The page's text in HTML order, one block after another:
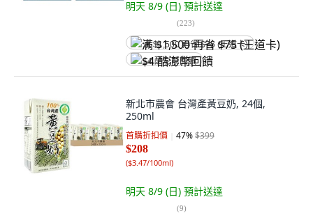
明天 8/9 (日) 預計送達
(223)
满 $1,500 再省 $75 (王道卡)
$4 酷澎幣回饋
新北市農會 台灣產黃豆奶, 24個,
250ml
首購折扣價 47%$399
$208
($3.47/100ml)
明天 8/9 (日) 預計送達
(9)